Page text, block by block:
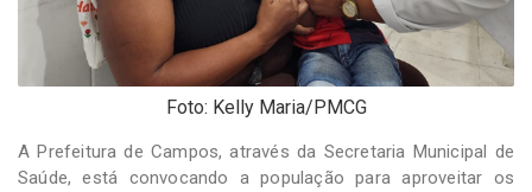
Foto: Kelly Maria/PMCG
A Prefeitura de Campos, através da Secretaria Municipal de
Saúde, está convocando a população para aproveitar os